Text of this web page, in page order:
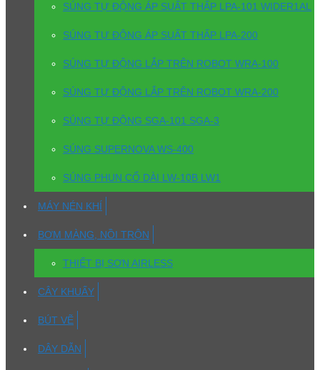
SÚNG TỰ ĐỘNG ÁP SUẤT THẤP LPA-101 WIDER1AL
SÚNG TỰ ĐỘNG ÁP SUẤT THẤP LPA-200
SÚNG TỰ ĐỘNG LẮP TRÊN ROBOT WRA-100
SÚNG TỰ ĐỘNG LẮP TRÊN ROBOT WRA-200
SÚNG TỰ ĐỘNG SGA-101 SGA-3
SÚNG SUPERNOVA WS-400
SÚNG PHUN CỔ DÀI LW-10B LW1
MÁY NÉN KHÍ
BƠM MÀNG, NỒI TRỘN
THIẾT BỊ SƠN AIRLESS
CÂY KHUẤY
BÚT VẼ
DÂY DẪN